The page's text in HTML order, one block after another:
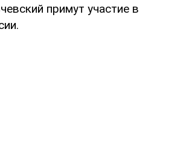
примут участие в